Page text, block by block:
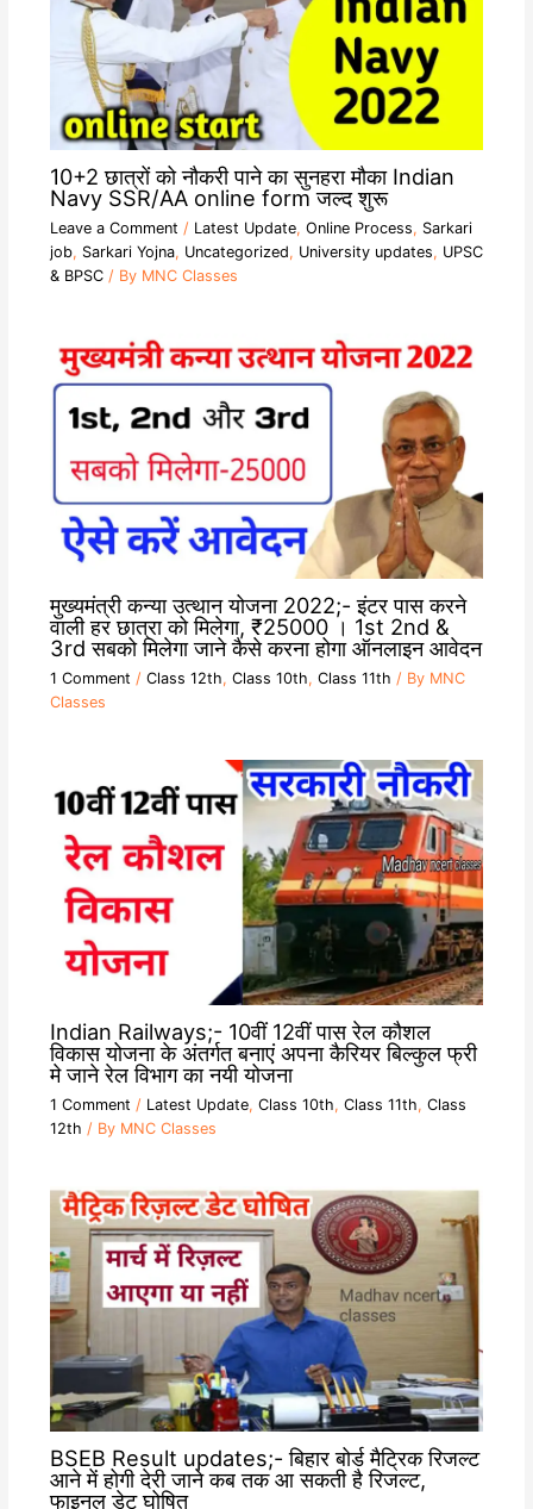
10+2 छात्रों को नौकरी पाने का सुनहरा मौका Indian
Navy SSR/AA online form जल्द शुरू
Leave a Comment / Latest Update, Online Process, Sarkari
job, Sarkari Yojna, Uncategorized, University updates, UPSC
& BPSC/ By MNC Classes
मुख्यमंत्री कन्या उत्थान योजना 2022;- इंटर पास करने
वाली हर छात्रा को मिलेगा, ₹25000 । 1st 2nd &
3rd सबको मिलेगा जाने कैसे करना होगा ऑनलाइन आवेदन
1 Comment / Class 12th, Class 10th, Class 11th / By MNC
Classes
Indian Railways;- 10वीं 12वीं पास रेल कौशल
विकास योजना के अंतर्गत बनाएं अपना कैरियर बिल्कुल फ्री
मे जाने रेल विभाग का नयी योजना
1 Comment / Latest Update, Class 10th, Class 11th, Class
12th / By MNC Classes
BSEB Result updates;- बिहार बोर्ड मैट्रिक रिजल्ट
आने में होगी देरी जाने कब तक आ सकती है रिजल्ट,
फाइनल डेट घोषित